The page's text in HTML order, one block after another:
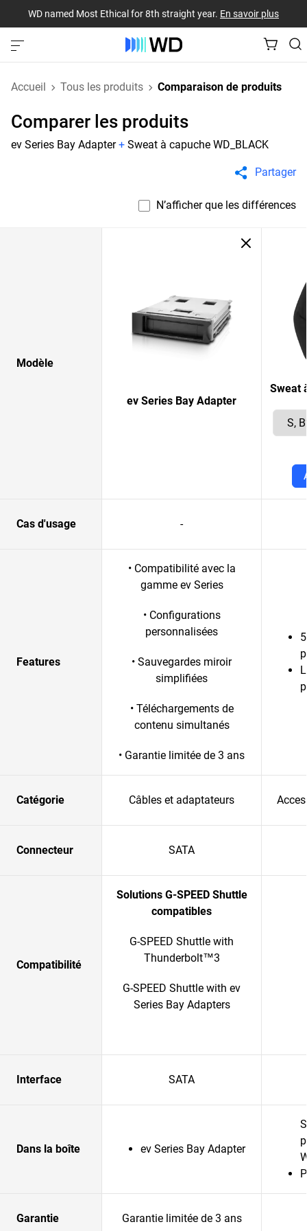
WD named Most Ethical for 8th straight year. En savoir plus
Accueil Tous les produits Comparaison de produits
Comparer les produits
ev Series Bay Adapter+ Sweat à capuche WD_BLACK
Partager
N’afficher que les différences
Modèle
ev Series Bay Adapter
Sweat
Cas d'usage -
Features
• Compatibilité avec la
gamme ev Series
• Configurations
personnalisées
• Sauvegardes miroir
simplifiées
• Téléchargements de
contenu simultanés
• Garantie limitée de 3 ans
Catégorie Câbles et adaptateurs
Connecteur SATA
Compatibilité
Solutions G-SPEED Shuttle
compatibles
G-SPEED Shuttle with
Thunderbolt™3
G-SPEED Shuttle with ev
Series Bay Adapters
Interface SATA
Dans la boîte ev Series Bay Adapter
Garantie Garantie limitée de 3 ans